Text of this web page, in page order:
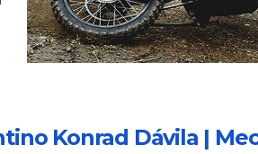
Konrad Dávila |